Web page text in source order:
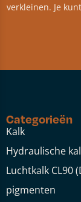
verkleinen. Je
Categorieën
Kalk
Hydraulische
Luchtkalk CL90
pigmenten